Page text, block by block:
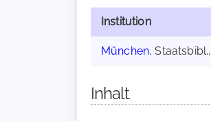
Institution
München, Staatsbibl.,
Inhalt